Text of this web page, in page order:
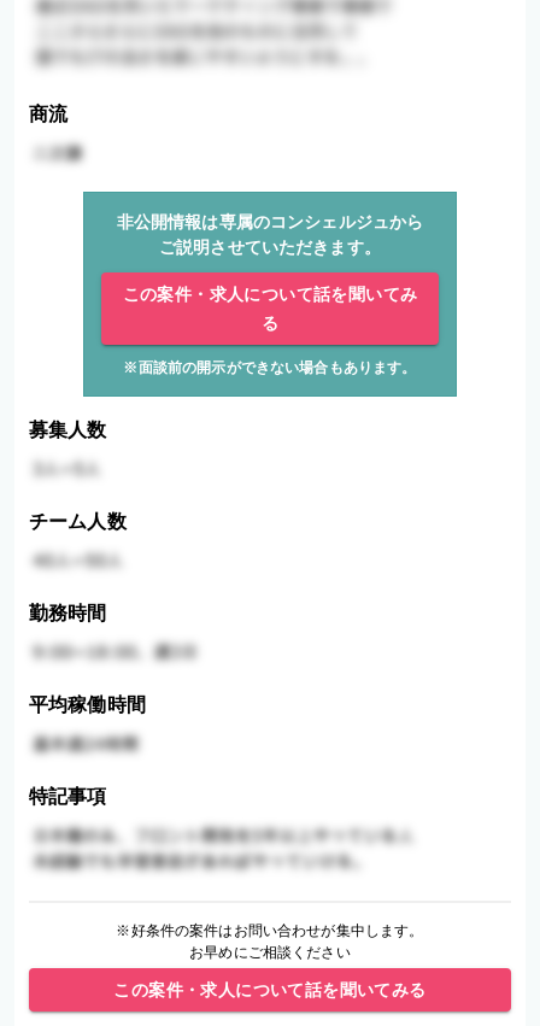
商流
非公開情報は専属のコンシェルジュから
ご説明させていただきます。
この案件・求人について話を聞いてみ
る
※面談前の開示ができない場合もあります。
募集人数
チーム人数
勤務時間
平均稼働時間
特記事項
※好条件の案件はお問い合わせが集中します。
お早めにご相談ください
この案件・求人について話を聞いてみる